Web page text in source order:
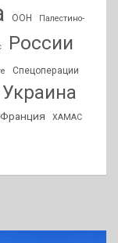
ООН Палестино-
России
Спецоперации
Украина
Франция ХАМАС